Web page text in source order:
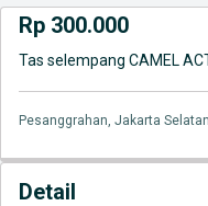
Rp 300.000
Tas selempang CAMEL
Pesanggrahan, Jakarta
Detail